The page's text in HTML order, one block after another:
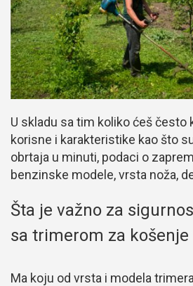
U skladu sa tim koliko ćeš često
korisne i karakteristike kao što
obrtaja u minuti, podaci o
benzinske modele, vrsta noža,
Šta je važno za
sa trimerom za košenje
Ma koju od vrsta i modela